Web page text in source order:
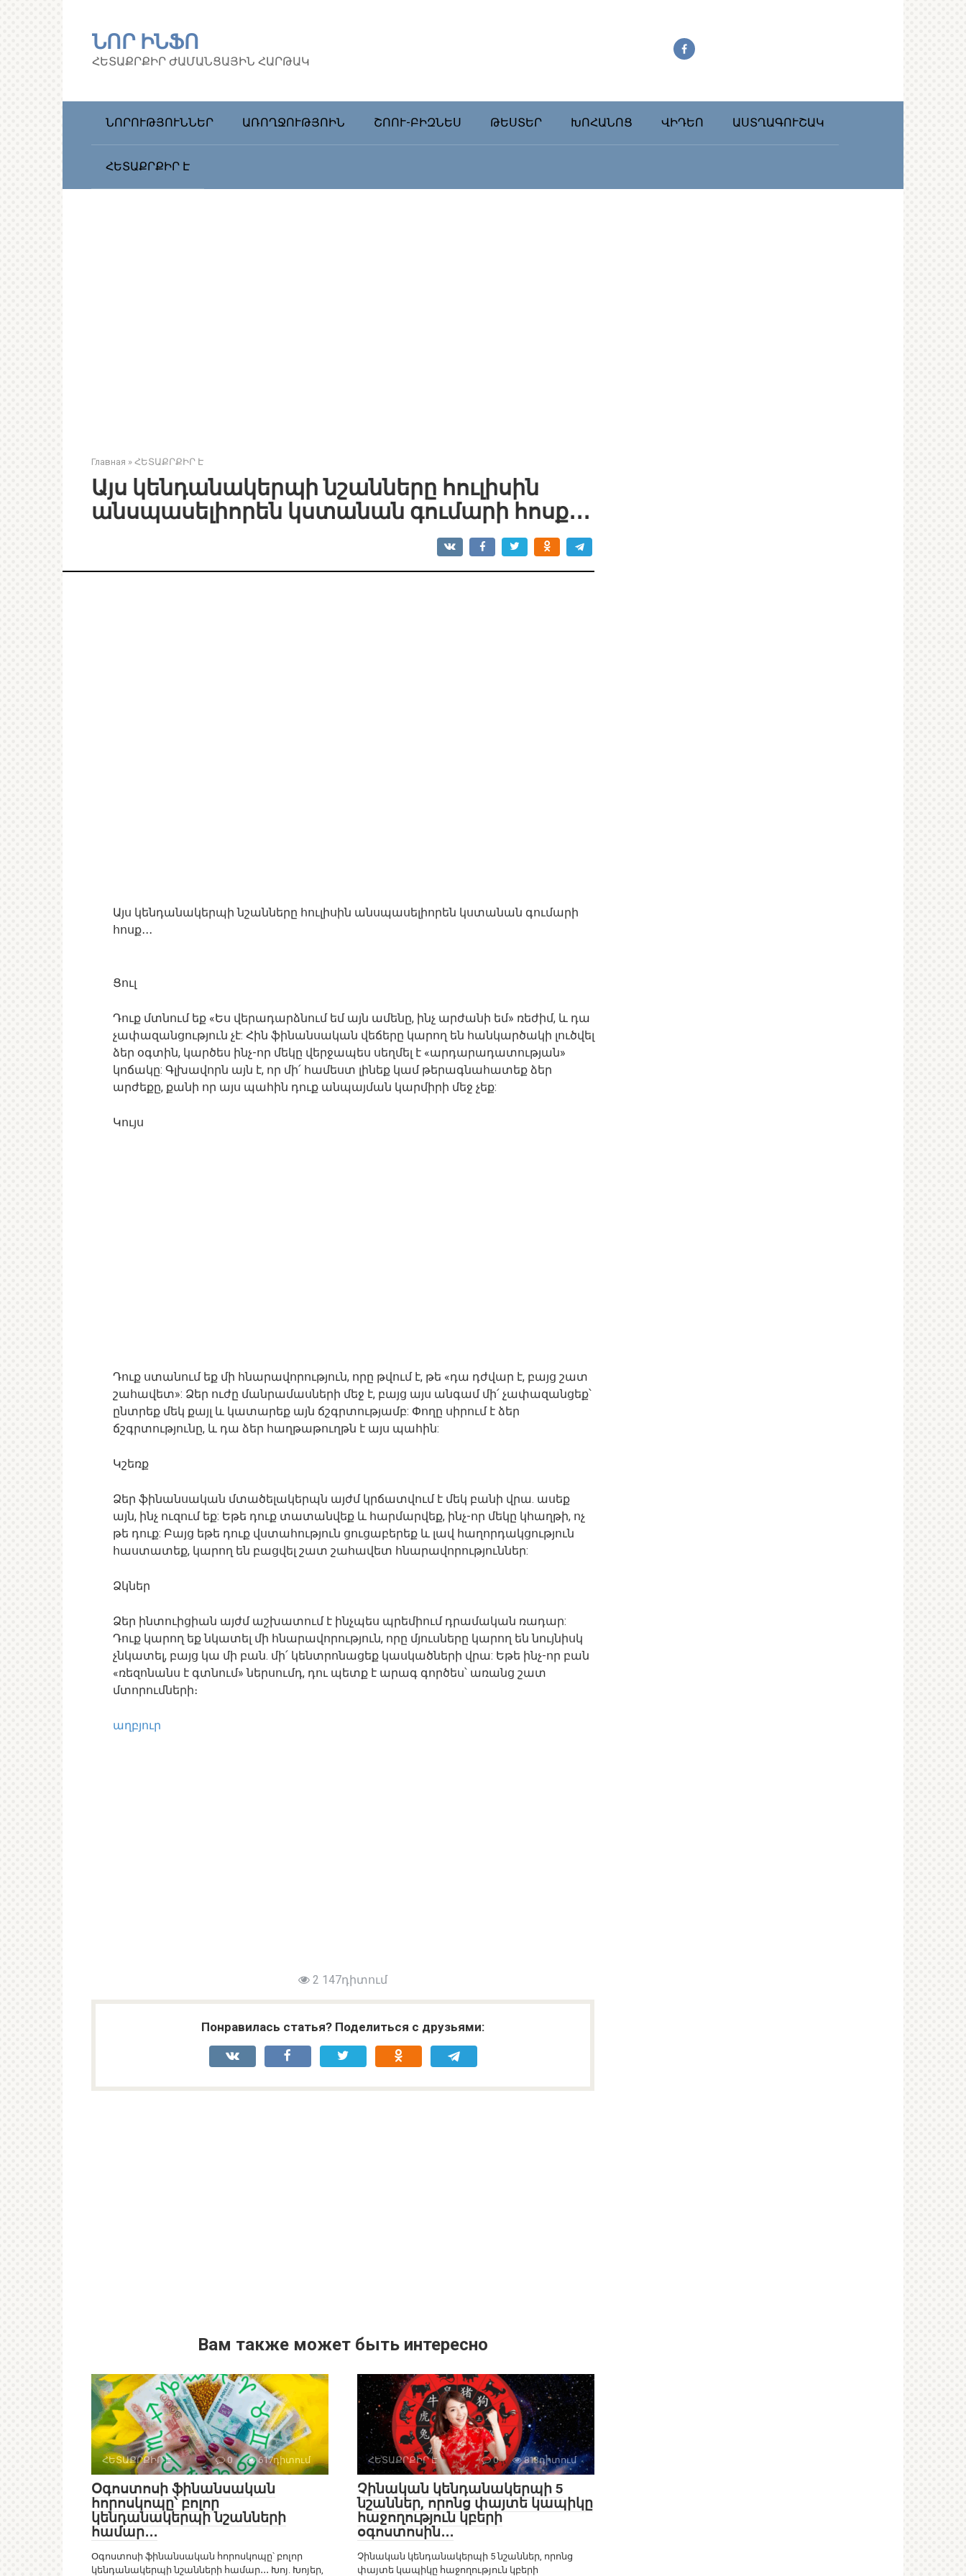
ՆՈՐ ԻՆՖՈ
ՀԵՏԱՔՐՔԻՐ ԺԱՄԱՆՑԱՅԻՆ ՀԱՐԹԱԿ
ՆՈՐՈՒԹՅՈՒՆՆԵՐ ԱՌՈՂՋՈՒԹՅՈԻՆ ՇՈՈՒ-ԲԻԶՆԵՍ ԹԵՍՏԵՐ ԽՈՀԱՆՈՑ ՎԻԴԵՈ ԱՍՏՂԱԳՈՒՇԱԿ
ՀԵՏԱՔՐՔԻՐ Է
Главная » ՀԵՏԱՔՐՔԻՐ Է
Այս կենդանակերպի նշանները հուլիսին
անսպասելիորեն կստանան գումարի հոսք․․․
Այս կենդանակերպի նշանները հուլիսին անսպասելիորեն կստանան գումարի
հոսք․․․
Ցուլ
Դուք մտնում եք «Ես վերադարձնում եմ այն ​​ամենը, ինչ արժանի եմ» ռեժիմ, և դա
չափազանցություն չէ: Հին ֆինանսական վեճերը կարող են հանկարծակի լուծվել
ձեր օգտին, կարծես ինչ-որ մեկը վերջապես սեղմել է «արդարադատության»
կոճակը: Գլխավորն այն է, որ մի՛ համեստ լինեք կամ թերագնահատեք ձեր
արժեքը, քանի որ այս պահին դուք անպայման կարմիրի մեջ չեք:
Կույս
Դուք ստանում եք մի հնարավորություն, որը թվում է, թե «դա դժվար է, բայց շատ
շահավետ»: Ձեր ուժը մանրամասների մեջ է, բայց այս անգամ մի՛ չափազանցեք՝
ընտրեք մեկ քայլ և կատարեք այն ճշգրտությամբ: Փողը սիրում է ձեր
ճշգրտությունը, և դա ձեր հաղթաթուղթն է այս պահին:
Կշեռք
Ձեր ֆինանսական մտածելակերպն այժմ կրճատվում է մեկ բանի վրա. ասեք
այն, ինչ ուզում եք: Եթե ​​դուք տատանվեք և հարմարվեք, ինչ-որ մեկը կհաղթի, ոչ
թե դուք: Բայց եթե դուք վստահություն ցուցաբերեք և լավ հաղորդակցություն
հաստատեք, կարող են բացվել շատ շահավետ հնարավորություններ:
Ձկներ
Ձեր ինտուիցիան այժմ աշխատում է ինչպես պրեմիում դրամական ռադար:
Դուք կարող եք նկատել մի հնարավորություն, որը մյուսները կարող են նույնիսկ
չնկատել, բայց կա մի բան. մի՛ կենտրոնացեք կասկածների վրա: Եթե ​​ինչ-որ բան
«ռեզոնանս է գտնում» ներսումդ, դու պետք է արագ գործես՝ առանց շատ
մտորումների։
աղբյուր
2 147դիտում
Понравилась статья? Поделиться с друзьями:
Вам также может быть интересно
ՀԵՏԱՔՐՔԻՐ Է 0 617դիտում
Օգոստոսի ֆինանսական
հորոսկոպը՝ բոլոր
կենդանակերպի նշանների
համար․․․
Օգոստոսի ֆինանսական հորոսկոպը՝ բոլոր
կենդանակերպի նշանների համար․․․ Խոյ. Խոյեր,
ՀԵՏԱՔՐՔԻՐ Է 0 813դիտում
Չինական կենդանակերպի 5
նշաններ, որոնց փայտե կապիկը
հաջողություն կբերի
օգոստոսին․․․
Չինական կենդանակերպի 5 նշաններ, որոնց
փայտե կապիկը հաջողություն կբերի